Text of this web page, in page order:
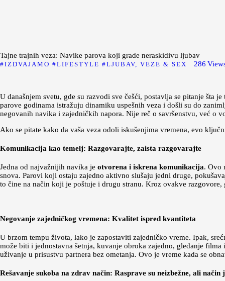
Tajne trajnih veza: Navike parova koji grade neraskidivu ljubav
IZDVAJAMO LIFESTYLE LJUBAV, VEZE & SEX 286
U današnjem svetu, gde su razvodi sve češći, postavlja se pitanje šta
parove godinama istražuju dinamiku uspešnih veza i došli su do
negovanih navika i zajedničkih napora. Nije reč o savršenstvu, već o
Ako se pitate kako da vaša veza odoli iskušenjima vremena, evo
Komunikacija kao temelj: Razgovarajte, zaista razgovarajte
Jedna od najvažnijih navika je otvorena i iskrena komunikacija. Ovo
snova. Parovi koji ostaju zajedno aktivno slušaju jedni druge,
to čine na način koji je poštuje i drugu stranu. Kroz ovakve
Negovanje zajedničkog vremena: Kvalitet ispred kvantiteta
U brzom tempu života, lako je zapostaviti zajedničko vreme. Ipak,
može biti i jednostavna šetnja, kuvanje obroka zajedno, gledanje
uživanje u prisustvu partnera bez ometanja. Ovo je vreme kada se
Rešavanje sukoba na zdrav način: Rasprave su neizbežne, ali način